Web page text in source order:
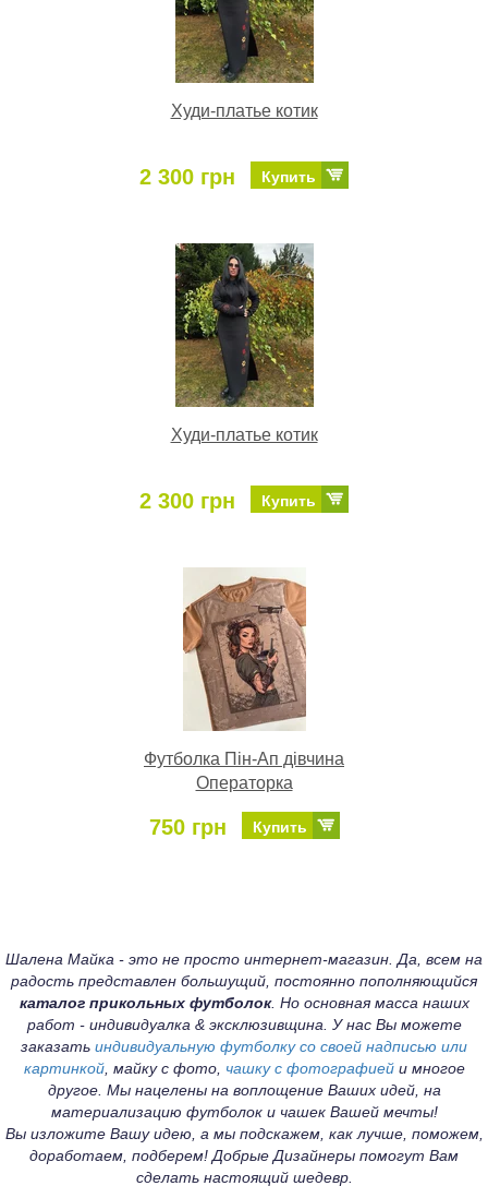
Худи-платье котик
2 300 грн Купить
Худи-платье котик
2 300 грн Купить
Футболка Пін-Ап дівчина
Операторка
750 грн Купить
Шалена Майка - это не просто интернет-магазин. Да, всем на
радость представлен большущий, постоянно пополняющийся
каталог прикольных футболок. Но основная масса наших
работ - индивидуалка & эксклюзивщина. У нас Вы можете
заказать индивидуальную футболку со своей надписью или
картинкой, майку с фото, чашку с фотографиейи многое
другое. Мы нацелены на воплощение Ваших идей, на
материализацию футболок и чашек Вашей мечты!
Вы изложите Вашу идею, а мы подскажем, как лучше, поможем,
доработаем, подберем! Добрые Дизайнеры помогут Вам
сделать настоящий шедевр.